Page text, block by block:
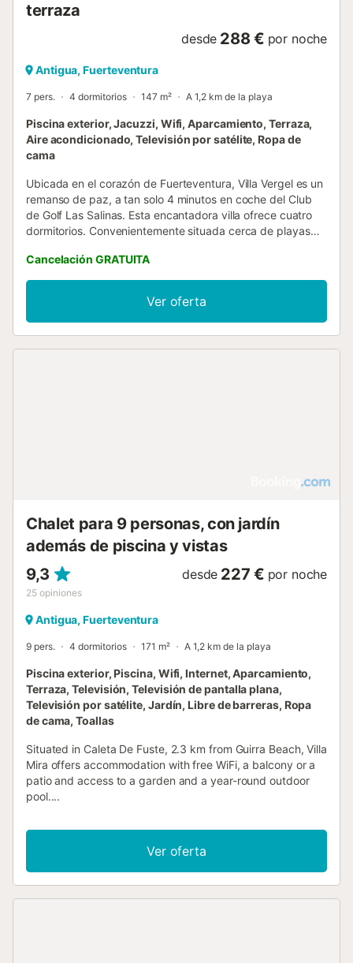
terraza
desde 288 € por noche
Antigua, Fuerteventura
7 pers. 4 dormitorios 147 m² A 1,2 km de la playa
Piscina exterior, Jacuzzi, Wifi, Aparcamiento, Terraza,
Aire acondicionado, Televisión por satélite, Ropa de
cama
Ubicada en el corazón de Fuerteventura, Villa Vergel es un
remanso de paz, a tan solo 4 minutos en coche del Club
de Golf Las Salinas. Esta encantadora villa ofrece cuatro
dormitorios. Convenientemente situada cerca de playas
Vergel es perfecta para quienes buscan la esencia de las
Islas Canarias. Descubra un amplio salón, una cocina
totalmente equipada y una encantadora zona de
barbacoa, ideal para aventuras culinarias. En el exterior, el
patio ofrece un lugar sereno para disfrutar de la
Cancelación GRATUITA
Ver oferta
Chalet para 9 personas, con jardín
además de piscina y vistas
9,3
25 opiniones
desde 227 € por noche
Antigua, Fuerteventura
9 pers. 4 dormitorios 171 m² A 1,2 km de la playa
Piscina exterior, Piscina, Wifi, Internet, Aparcamiento,
Terraza, Televisión, Televisión de pantalla plana,
Televisión por satélite, Jardín, Libre de barreras, Ropa
de cama, Toallas
Situated in Caleta De Fuste, 2.3 km from Guirra Beach, Villa
Mira offers accommodation with free WiFi, a balcony or a
patio and access to a garden and a year-round outdoor
pool....
Ver oferta